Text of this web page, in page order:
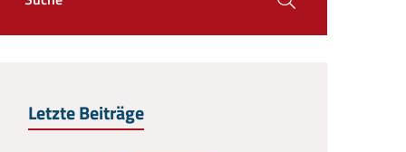
Letzte Beiträge